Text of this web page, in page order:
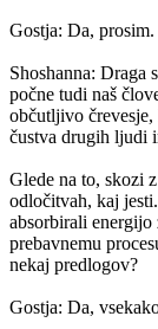
Gostja: Da, prosim.
Shoshanna: Draga
počne tudi naš
občutljivo
čustva drugih ljudi
Glede na to, skozi
odločitvah, kaj
absorbirali energijo
prebavnemu
nekaj predlogov?
Gostja: Da,